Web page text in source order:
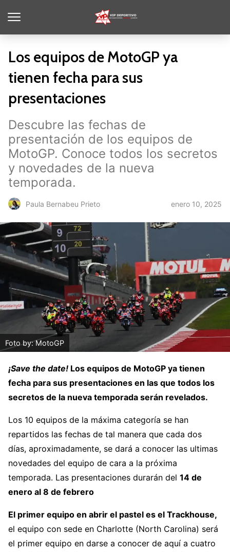
Los equipos de MotoGP ya
tienen fecha para sus
presentaciones
Descubre las fechas de
presentación de los equipos de
MotoGP. Conoce todos los secretos
y novedades de la nueva
temporada.
Paula Bernabeu Prieto enero 10, 2025
Foto by: MotoGP
¡Save the date! Los equipos de MotoGP ya tienen
fecha para sus presentaciones en las que todos los
secretos de la nueva temporada serán revelados.
Los 10 equipos de la máxima categoría se han
repartidos las fechas de tal manera que cada dos
días, aproximadamente, se dará a conocer las ultimas
novedades del equipo de cara a la próxima
temporada. Las presentaciones durarán del 14 de
enero al 8 de febrero
El primer equipo en abrir el pastel es el Trackhouse,
el equipo con sede en Charlotte (North Carolina) será
el primer equipo en darse a conocer de aquí a cuatro